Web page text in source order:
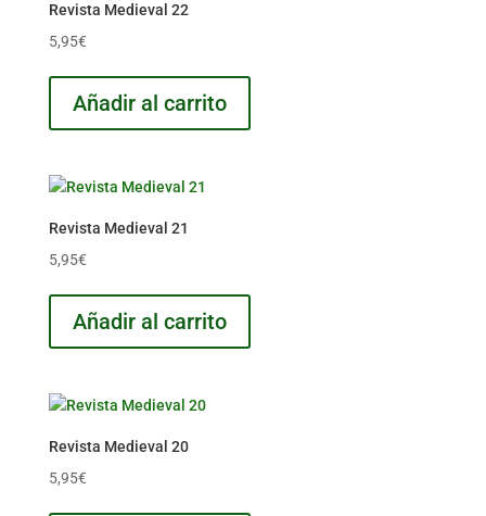
Revista Medieval 22
5,95€
Añadir al carrito
Revista Medieval 21
5,95€
Añadir al carrito
Revista Medieval 20
5,95€